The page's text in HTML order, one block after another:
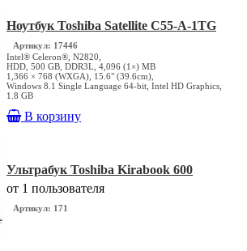
Ноутбук Toshiba Satellite C55-A-1TG
Артикул: 17446
Intel® Celeron®, N2820,
HDD, 500 GB, DDR3L, 4,096 (1×) MB
1,366 × 768 (WXGA), 15.6" (39.6cm),
Windows 8.1 Single Language 64-bit, Intel HD Graphics,
1.8 GB
В корзину
Ультрабук Toshiba Kirabook 600
от 1 пользователя
Артикул: 171